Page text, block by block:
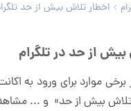
اخطار تلاش بیش از حد
از حد در تلگرام